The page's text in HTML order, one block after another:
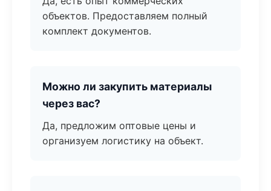
объектов. Предоставляем полный
комплект документов.
Можно ли закупить материалы
через вас?
Да, предложим оптовые цены и
организуем логистику на объект.